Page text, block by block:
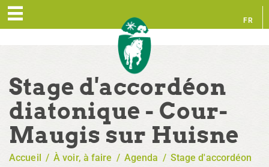
FR
Stage d'accordéon
diatonique - Cour-
Maugis sur Huisne
Accueil / À voir, à faire / Agenda / Stage d'accordéon